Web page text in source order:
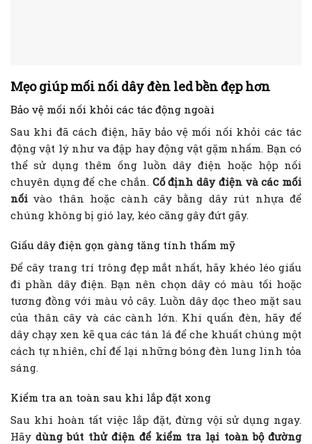
Mẹo giúp mối nối dây đèn led bền đẹp hơn
Bảo vệ mối nối khỏi các tác động ngoài
Sau khi đã cách điện, hãy bảo vệ mối nối khỏi các tác
động vật lý như va đập hay động vật gặm nhấm. Bạn có
thể sử dụng thêm ống luồn dây điện hoặc hộp nối
chuyên dụng để che chắn. Cố định dây điện và các mối
nối vào thân hoặc cành cây bằng dây rút nhựa để
chúng không bị gió lay, kéo căng gây đứt gãy.
Giấu dây điện gọn gàng tăng tính thẩm mỹ
Để cây trang trí trông đẹp mắt nhất, hãy khéo léo giấu
đi phần dây điện. Bạn nên chọn dây có màu tối hoặc
tương đồng với màu vỏ cây. Luồn dây dọc theo mặt sau
của thân cây và các cành lớn. Khi quấn đèn, hãy để
dây chạy xen kẽ qua các tán lá để che khuất chúng một
cách tự nhiên, chỉ để lại những bóng đèn lung linh tỏa
sáng.
Kiểm tra an toàn sau khi lắp đặt xong
Sau khi hoàn tất việc lắp đặt, đừng vội sử dụng ngay.
Hãydùng bút thử điện để kiểm tra lại toàn bộ đường